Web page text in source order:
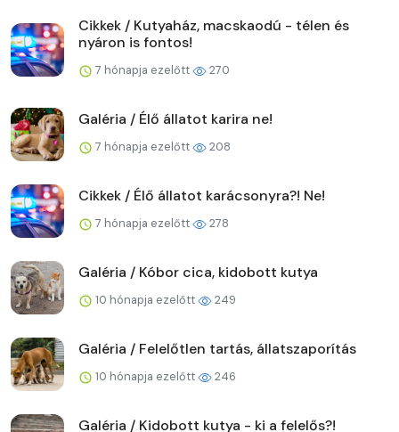
Cikkek / Kutyaház, macskaodú - télen és
nyáron is fontos!
7 hónapja ezelőtt 270
Galéria / Élő állatot karira ne!
7 hónapja ezelőtt 208
Cikkek / Élő állatot karácsonyra?! Ne!
7 hónapja ezelőtt 278
Galéria / Kóbor cica, kidobott kutya
10 hónapja ezelőtt 249
Galéria / Felelőtlen tartás, állatszaporítás
10 hónapja ezelőtt 246
Galéria / Kidobott kutya - ki a felelős?!